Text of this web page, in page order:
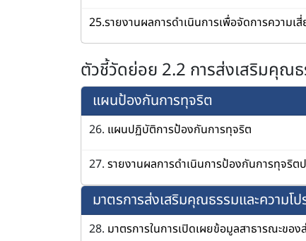
25.รายงานผลการดำเนินการเพื่อจัดการความเ
ตัวชี้วัดย่อย 2.2 การส่งเสริมคุณธ
แผนป้องกันการทุจริต
26. แผนปฏิบัติการป้องกันการทุจริต
27. รายงานผลการดำเนินการป้องกันการทุจริต
มาตรการส่งเสริมคุณธรรมและความโป
28. มาตรการในการเปิดเผยข้อมูลสาธารณะขอ